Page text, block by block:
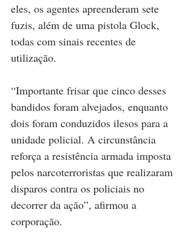
eles, os agentes apreenderam sete
fuzis, além de uma pistola Glock,
todas com sinais recentes de
utilização.
“Importante frisar que cinco desses
bandidos foram alvejados, enquanto
dois foram conduzidos ilesos para a
unidade policial. A circunstância
reforça a resistência armada imposta
pelos narcoterroristas que realizaram
disparos contra os policiais no
decorrer da ação”, afirmou a
corporação.